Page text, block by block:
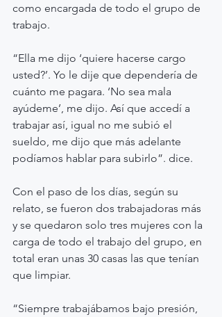
como encargada de todo el grupo de
trabajo.
“Ella me dijo ‘quiere hacerse cargo
usted?’. Yo le dije que dependería de
cuánto me pagara. ‘No sea mala
ayúdeme’, me dijo. Así que accedí a
trabajar así, igual no me subió el
sueldo, me dijo que más adelante
podíamos hablar para subirlo”. dice.
Con el paso de los días, según su
relato, se fueron dos trabajadoras más
y se quedaron solo tres mujeres con la
carga de todo el trabajo del grupo, en
total eran unas 30 casas las que tenían
que limpiar.
“Siempre trabajábamos bajo presión,